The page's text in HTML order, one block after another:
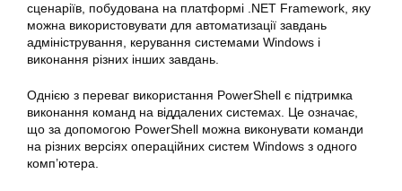
сценаріїв, побудована на платформі .NET Framework, яку
можна використовувати для автоматизації завдань
адміністрування, керування системами Windows і
виконання різних інших завдань.
Однією з переваг використання PowerShell є підтримка
виконання команд на віддалених системах. Це означає,
що за допомогою PowerShell можна виконувати команди
на різних версіях операційних систем Windows з одного
комп’ютера.